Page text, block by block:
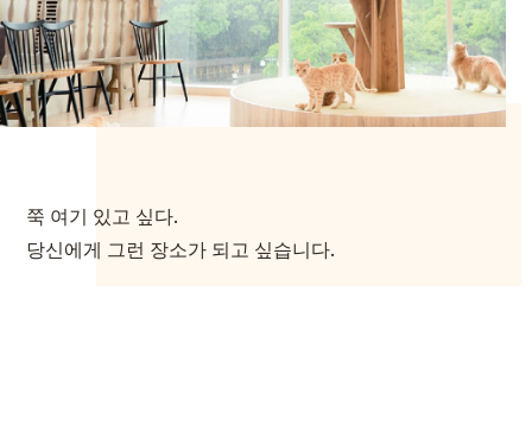
쭉 여기 있고 싶다.
당신에게 그런 장소가 되고 싶습니다.